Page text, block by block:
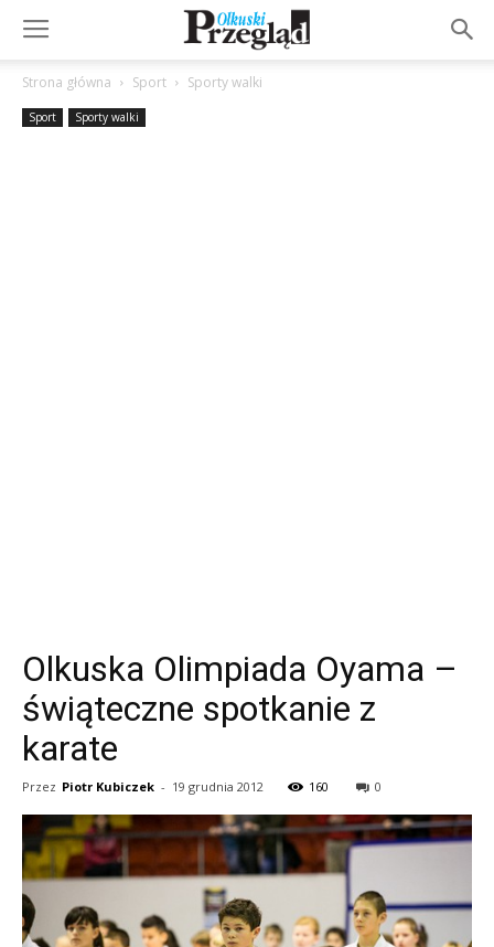
Strona główna Sport Sporty walki
Sport Sporty walki
Olkuska Olimpiada Oyama –
świąteczne spotkanie z
karate
Przez Piotr Kubiczek - 19 grudnia 2012 160 0